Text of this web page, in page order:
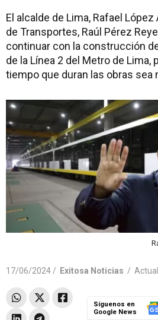
El alcalde de Lima, Rafael
de Transportes, Raúl Pérez
continuar con la construcción
de la Línea 2 del Metro de Lima,
tiempo que duran las obras sea
17/06/2024 / Exitosa Noticias /
Síguenos en
Google News